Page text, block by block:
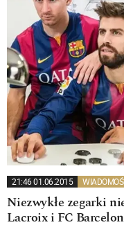
21:46 01.06.2015
Niezwykłe zegarki
Lacroix i FC